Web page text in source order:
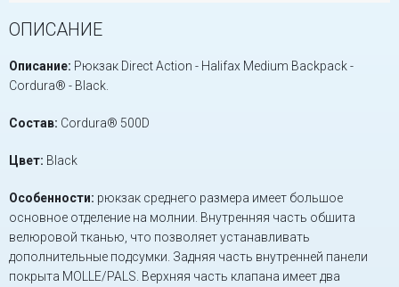
ОПИСАНИЕ
Описание: Рюкзак Direct Action - Halifax Medium Backpack -
Cordura® - Black.
Состав: Cordura® 500D
Цвет: Black
Особенности: рюкзак среднего размера имеет большое
основное отделение на молнии. Внутренняя часть обшита
велюровой тканью, что позволяет устанавливать
дополнительные подсумки. Задняя часть внутренней панели
покрыта MOLLE/PALS. Верхняя часть клапана имеет два